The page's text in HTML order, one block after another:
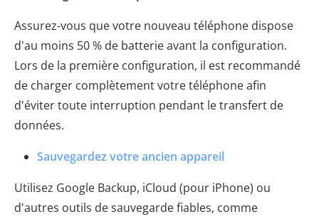
Assurez-vous que votre nouveau téléphone dispose
d'au moins 50 % de batterie avant la configuration.
Lors de la première configuration, il est recommandé
de charger complètement votre téléphone afin
d'éviter toute interruption pendant le transfert de
données.
Sauvegardez votre ancien appareil
Utilisez Google Backup, iCloud (pour iPhone) ou
d'autres outils de sauvegarde fiables, comme